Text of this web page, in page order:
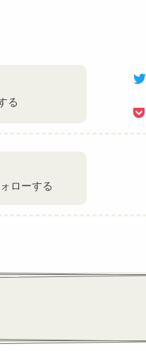
る
ローする